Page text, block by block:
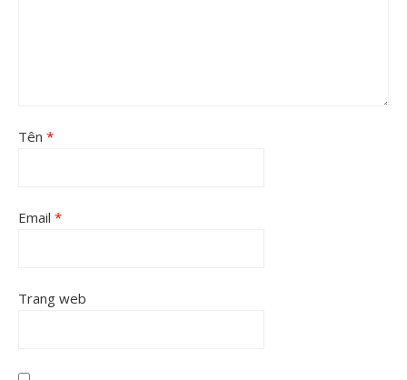
Tên *
Email *
Trang web